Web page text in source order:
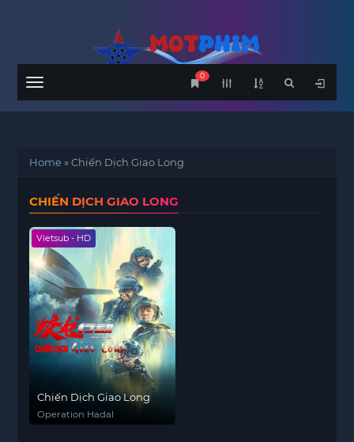
Menu
0
Home»Chiến Dịch Giao Long
CHIẾN DỊCH GIAO LONG
Vietsub - HD
Chiến Dịch Giao Long
Operation Hadal